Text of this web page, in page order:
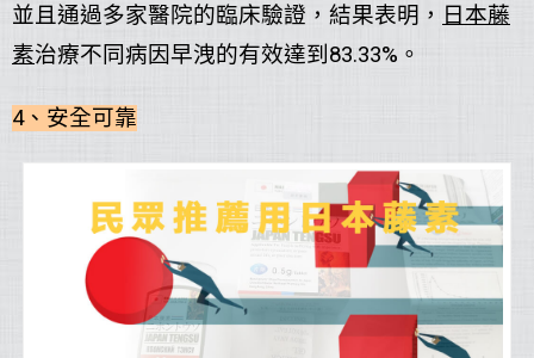
並且通過多家醫院的臨床驗證，結果表明， 日本藤
素治療不同病因早洩的有效達到83.33%。
4、安全可靠